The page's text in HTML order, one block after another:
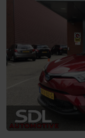
Multimedia-
Multimedia
Radio
Stuurwiel
Achterbank in
Airco
Airco (automatisch)